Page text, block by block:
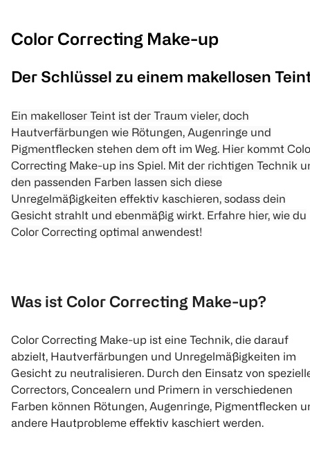
Color Correcting Make-up
Der Schlüssel zu einem makellosen
Ein makelloser Teint ist der Traum vieler, doch
Hautverfärbungen wie Rötungen, Augenringe und
Pigmentflecken stehen dem oft im Weg . Hier kommt
Correcting Make-up ins Spiel. Mit der richtigen Technik
den passenden Farben lassen sich diese
Unregelmäßigkeiten effektiv kaschieren, sodass dein
Gesicht strahlt und ebenmäßig wirkt. Erfahre hier, wie du
Color Correcting optimal anwendest!
Was ist Color Correcting Make-up?
Color Correcting Make-up ist eine Technik, die darauf
abzielt, Hautverfärbungen und Unregelmäßigkeiten im
Gesicht zu neutralisieren. Durch den Einsatz von
Correctors, Concealern und Primern in verschiedenen
Farben können Rötungen, Augenringe, Pigmentflecken
andere Hautprobleme effektiv kaschiert werden.